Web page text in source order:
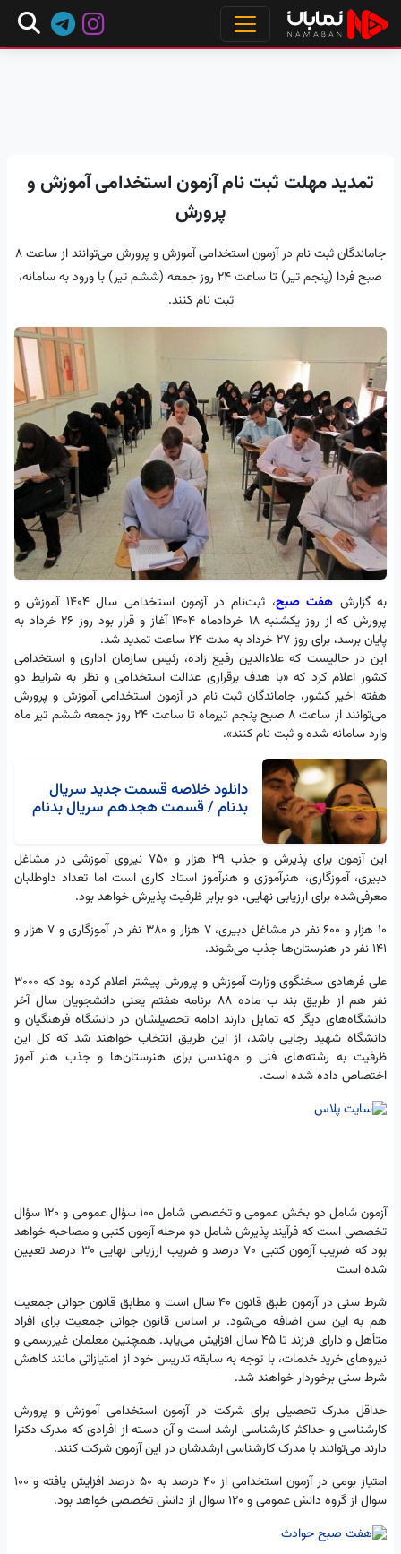
تمدید مهلت ثبت نام آزمون استخدامی آموزش و
پرورش
جاماندگان ثبت نام در آزمون استخدامی آموزش و پرورش می‌توانند از ساعت ۸
صبح فردا (پنجم تیر) تا ساعت ۲۴ روز جمعه (ششم تیر) با ورود به سامانه،
ثبت نام کنند.
به گزارش هفت صبح
، ثبت‌نام در آزمون استخدامی سال ۱۴۰۴ آموزش و
پرورش که از روز یکشنبه ۱۸ خردادماه ۱۴۰۴ آغاز و قرار بود روز ۲۶ خرداد به
پایان برسد، برای روز ۲۷ خرداد به مدت ۲۴ ساعت تمدید شد.
این در حالیست که علاءالدین رفیع زاده، رئیس سازمان اداری و استخدامی
کشور اعلام کرد که «با هدف برقراری عدالت استخدامی و نظر به شرایط دو
هفته اخیر کشور، جاماندگان ثبت نام در آزمون استخدامی آموزش و پرورش
می‌توانند از ساعت ۸ صبح پنجم تیرماه تا ساعت ۲۴ روز جمعه ششم تیر ماه
وارد سامانه شده و ثبت نام کنند».
دانلود خلاصه قسمت جدید سریال
بدنام / قسمت هجدهم سریال بدنام
این آزمون برای پذیرش و جذب ۲۹ هزار و ۷۵۰ نیروی آموزشی در مشاغل
دبیری، آموزگاری، هنرآموزی و هنرآموز استاد کاری است اما تعداد داوطلبان
معرفی‌شده برای ارزیابی نهایی، دو برابر ظرفیت پذیرش خواهد بود.
۱۰ هزار و ۶۰۰ نفر در مشاغل دبیری، ۷ هزار و ۳۸۰ نفر در آموزگاری و ۷ هزار و
۱۴۱ نفر در هنرستان‌ها جذب می‌شوند.
علی فرهادی سخنگوی وزارت آموزش و پرورش پیشتر اعلام کرده بود که ۳۰۰۰
نفر هم از طریق بند ب ماده ۸۸ برنامه هفتم یعنی دانشجویان سال آخر
دانشگاه‌های دیگر که تمایل دارند ادامه تحصیلشان در دانشگاه فرهنگیان و
دانشگاه شهید رجایی باشد، از این طریق انتخاب خواهند شد که کل این
ظرفیت به رشته‌های فنی و مهندسی برای هنرستان‌ها و جذب هنر آموز
اختصاص داده شده است.
آزمون شامل دو بخش عمومی و تخصصی شامل ۱۰۰ سؤال عمومی و ۱۲۰ سؤال
تخصصی است که فرآیند پذیرش شامل دو مرحله آزمون کتبی و مصاحبه خواهد
بود که ضریب آزمون کتبی ۷۰ درصد و ضریب ارزیابی نهایی ۳۰ درصد تعیین
شده است
شرط سنی در آزمون طبق قانون ۴۰ سال است و مطابق قانون جوانی جمعیت
هم به این سن اضافه می‌شود. بر اساس قانون جوانی جمعیت برای افراد
متأهل و دارای فرزند تا ۴۵ سال افزایش می‌یابد. همچنین معلمان غیررسمی و
نیروهای خرید خدمات، با توجه به سابقه تدریس خود از امتیازاتی مانند کاهش
شرط سنی برخوردار خواهند شد.
حداقل مدرک تحصیلی برای شرکت در آزمون استخدامی آموزش و پرورش
کارشناسی و حداکثر کارشناسی ارشد است و آن دسته از افرادی که مدرک دکترا
دارند می‌توانند با مدرک کارشناسی ارشدشان در این آزمون شرکت کنند.
امتیاز بومی در آزمون استخدامی از ۴۰ درصد به ۵۰ درصد افزایش یافته و ۱۰۰
سوال از گروه دانش عمومی و ۱۲۰ سوال از دانش تخصصی خواهد بود.